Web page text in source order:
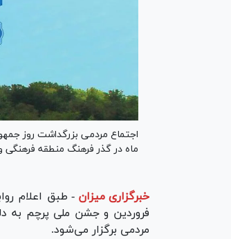
ماه در گذر فرهنگ منطقه فرهنگی
خبرگزاری میزان -
فروردین و جشن ملی پرچم به
مردمی برگزار می‌شود.